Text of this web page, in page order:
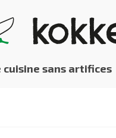
cuisine sans artifices